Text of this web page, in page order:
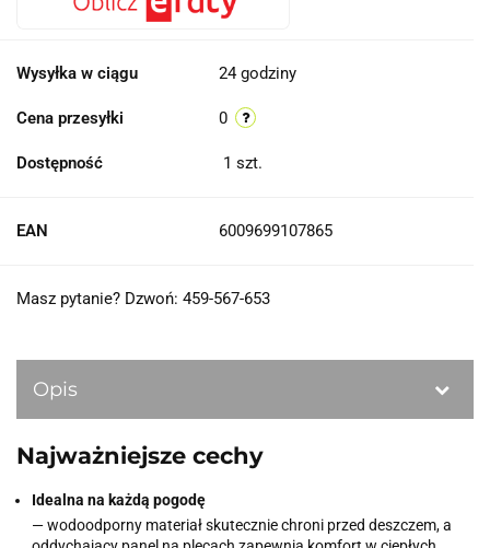
Wysyłka w ciągu 24 godziny
Cena przesyłki 0
Dostępność 1 szt.
EAN 6009699107865
Masz pytanie? Dzwoń: 459-567-653
Opis
Najważniejsze cechy
Idealna na każdą pogodę
— wodoodporny materiał skutecznie chroni przed deszczem, a